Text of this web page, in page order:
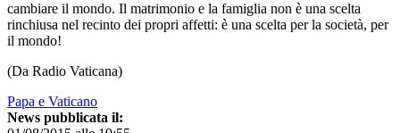
cambiare il mondo. Il matrimonio e la famiglia non è una scelta
rinchiusa nel recinto dei propri affetti: è una scelta per la società, per
il mondo!
(Da Radio Vaticana)
Papa e Vaticano
News pubblicata il: